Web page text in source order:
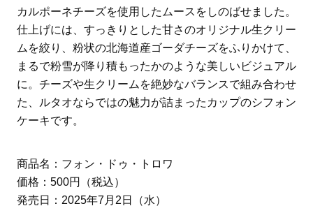
カルポーネチーズを使用したムースをしのばせました。
仕上げには、すっきりとした甘さのオリジナル生クリー
ムを絞り、粉状の北海道産ゴーダチーズをふりかけて、
まるで粉雪が降り積もったかのような美しいビジュアル
に。チーズや生クリームを絶妙なバランスで組み合わせ
た、ルタオならではの魅力が詰まったカップのシフォン
ケーキです。
商品名：フォン・ドゥ・トロワ
価格：500円（税込）
発売日：2025年7月2日（水）